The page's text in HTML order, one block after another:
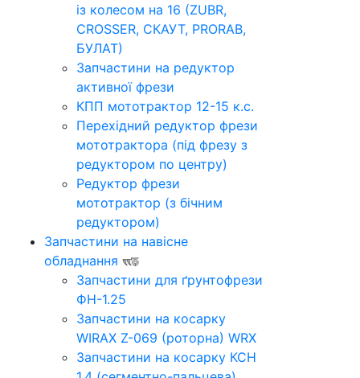
із колесом на 16 (ZUBR,
CROSSER, СКАУТ, PRORAB,
БУЛАТ)
Запчастини на редуктор
активної фрези
КПП мототрактор 12-15 к.с.
Перехідний редуктор фрези
мототрактора (під фрезу з
редуктором по центру)
Редуктор фрези
мототрактор (з бічним
редуктором)
Запчастини на навісне
обладнання
Запчастини для ґрунтофрези
ФН-1.25
Запчастини на косарку
WIRAX Z-069 (роторна) WRX
Запчастини на косарку КСН